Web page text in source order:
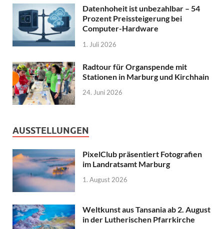
Datenhoheit ist unbezahlbar – 54
Prozent Preissteigerung bei
Computer-Hardware
1. Juli 2026
Radtour für Organspende mit
Stationen in Marburg und Kirchhain
24. Juni 2026
AUSSTELLUNGEN
PixelClub präsentiert Fotografien
im Landratsamt Marburg
1. August 2026
Weltkunst aus Tansania ab 2. August
in der Lutherischen Pfarrkirche